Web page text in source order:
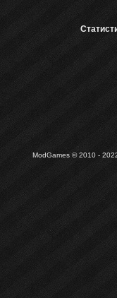
ModGames © 2010 -